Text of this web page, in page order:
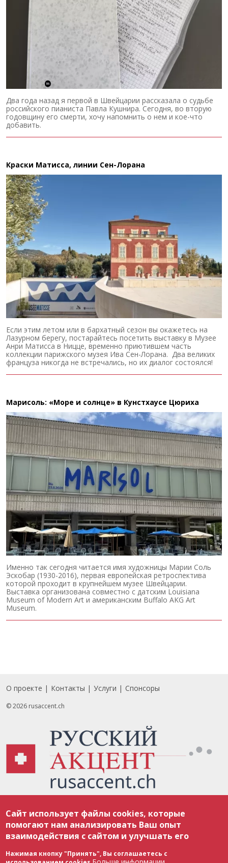
Два года назад я первой в Швейцарии рассказала о судьбе
российского пианиста Павла Кушнира. Сегодня, во вторую
годовщину его смерти, хочу напомнить о нем и кое-что
добавить.
Краски Матисса, линии Сен-Лорана
Если этим летом или в бархатный сезон вы окажетесь на
Лазурном берегу, постарайтесь посетить выставку в Музее
Анри Матисса в Ницце, временно приютившем часть
коллекции парижского музея Ива Сен-Лорана. Два великих
француза никогда не встречались, но их диалог состоялся!
Марисоль: «Море и солнце» в Кунстхаусе Цюриха
Именно так сегодня читается имя художницы Марии Соль
Эскобар (1930-2016), первая европейская ретроспектива
которой проходит в крупнейшем музее Швейцарии.
Выставка организована совместно с датским Louisiana
Museum of Modern Art и американским Buffalo AKG Art
Museum.
Footer
О проекте Контакты Услуги Спонсоры
© 2026 rusaccent.ch
соответствии с законодательством Швейцарии об авторском праве и
международными соглашениями. Полное или частичное использование
материалов возможно только с разрешения редакции. В случае полного
или частичного воспроизведения материалов сайта rusaccent.ch,
ОБЯЗАТЕЛЬНА АКТИВНАЯ ГИПЕРССЫЛКА на конкретный заимствованный
текст. Фотоизображения, размещенные редакцией rusaccent.ch, являются
ее исключительной собственностью. Полное или частичное
Сайт использует файлы cookies, которые
помогают нам анализировать Ваш опыт
взаимодействия с сайтом и улучшать его
Нажимая кнопку "Принять", Вы соглашаетесь с